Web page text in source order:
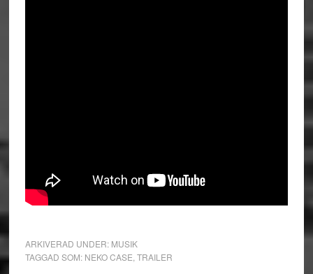
ARKIVERAD UNDER: MUSIK
TAGGAD SOM: NEKO CASE TRAILER